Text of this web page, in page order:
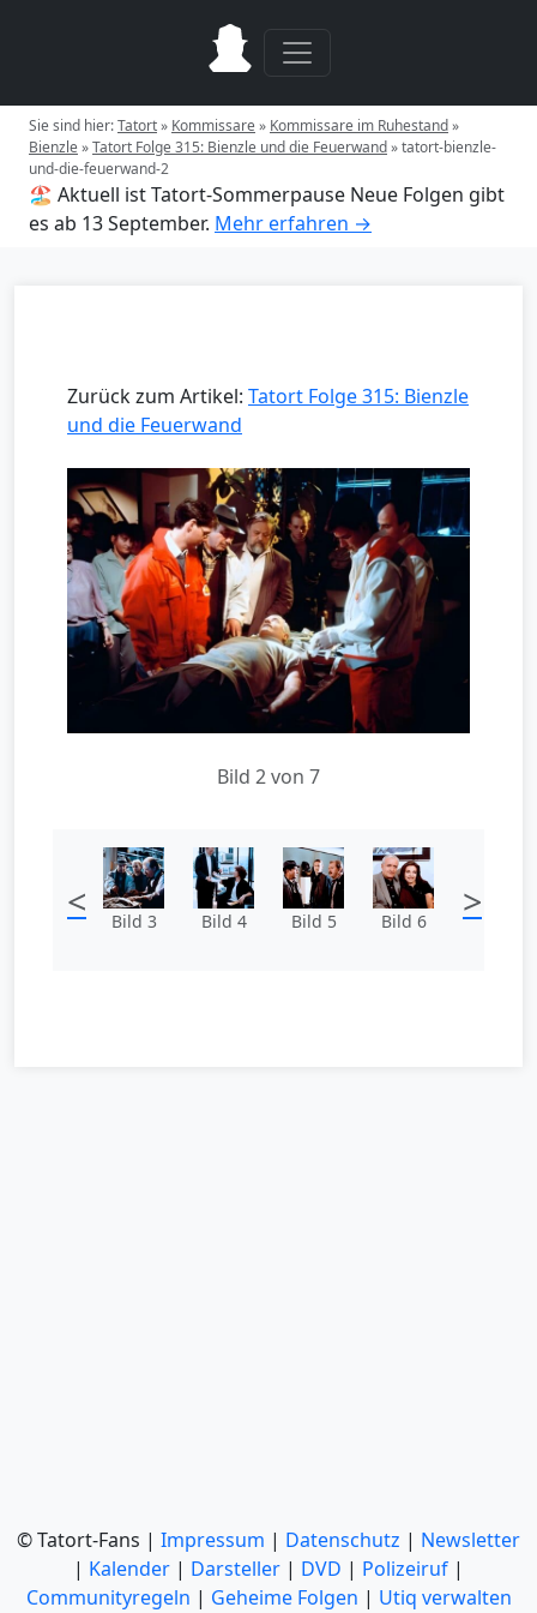
Sie sind hier:Tatort» Kommissare» Kommissare im Ruhestand»
Bienzle»Tatort Folge 315: Bienzle und die Feuerwand»tatort-bienzle-
und-die-feuerwand-2
🏖️ Aktuell ist Tatort-Sommerpause Neue Folgen gibt
es ab 13 September. Mehr erfahren →
Zurück zum Artikel: Tatort Folge 315: Bienzle
und die Feuerwand
Bild 2 von 7
< Bild 3 Bild 4 Bild 5 Bild 6 >
© Tatort-Fans | Impressum | Datenschutz | Newsletter
| Kalender | Darsteller | DVD | Polizeiruf |
Communityregeln | Geheime Folgen | Utiq verwalten